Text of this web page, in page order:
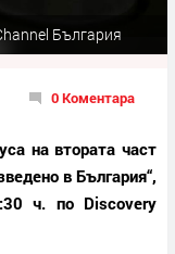
България
0 Коментара
на втората част
в България“,
ч. по Discovery